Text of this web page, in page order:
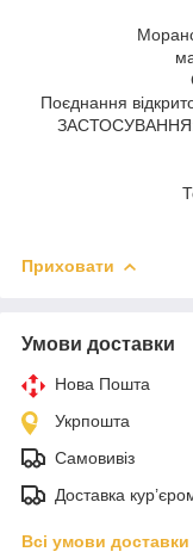
Поєднання
Приховати
Умови доставки
Нова Пошта
Укрпошта
Самовивіз
Доставка
Всі умови доставки